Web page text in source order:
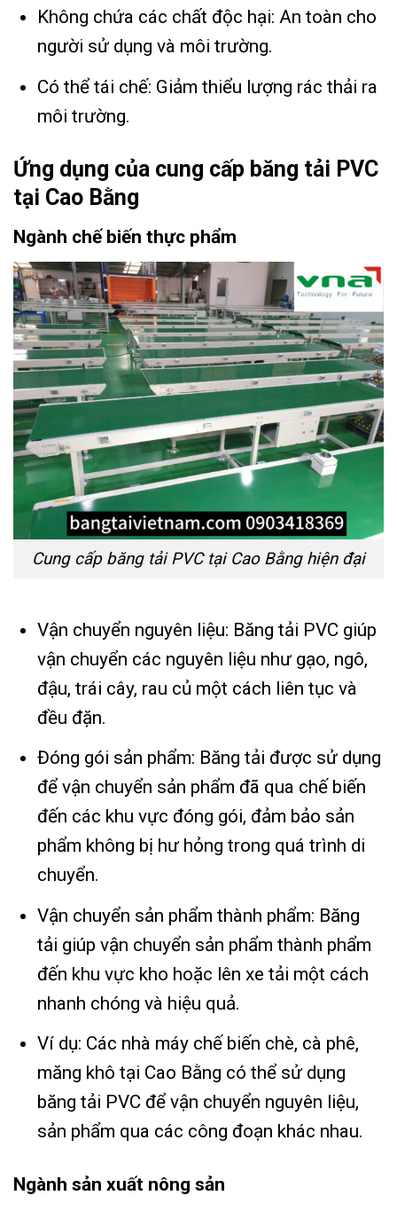
Không chứa các chất độc hại: An toàn cho
người sử dụng và môi trường.
Có thể tái chế: Giảm thiểu lượng rác thải ra
môi trường.
Ứng dụng của cung cấp băng tải PVC
tại Cao Bằng
Ngành chế biến thực phẩm
Cung cấp băng tải PVC tại Cao Bằng hiện đại
Vận chuyển nguyên liệu: Băng tải PVC giúp
vận chuyển các nguyên liệu như gạo, ngô,
đậu, trái cây, rau củ một cách liên tục và
đều đặn.
Đóng gói sản phẩm: Băng tải được sử dụng
để vận chuyển sản phẩm đã qua chế biến
đến các khu vực đóng gói, đảm bảo sản
phẩm không bị hư hỏng trong quá trình di
chuyển.
Vận chuyển sản phẩm thành phẩm: Băng
tải giúp vận chuyển sản phẩm thành phẩm
đến khu vực kho hoặc lên xe tải một cách
nhanh chóng và hiệu quả.
Ví dụ: Các nhà máy chế biến chè, cà phê,
măng khô tại Cao Bằng có thể sử dụng
băng tải PVC để vận chuyển nguyên liệu,
sản phẩm qua các công đoạn khác nhau.
Ngành sản xuất nông sản